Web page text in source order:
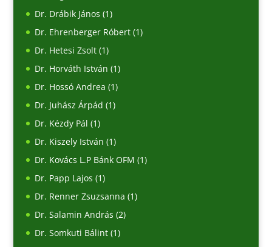
Dr. Drábik János (1)
Dr. Ehrenberger Róbert(1)
Dr. Hetesi Zsolt(1)
Dr. Horváth István (1)
Dr. Hossó Andrea (1)
Dr. Juhász Árpád (1)
Dr. Kézdy Pál (1)
Dr. Kiszely István (1)
Dr. Kovács L.P Bánk OFM (1)
Dr. Papp Lajos (1)
Dr. Renner Zsuzsanna (1)
Dr. Salamin András (2)
Dr. Somkuti Bálint(1)